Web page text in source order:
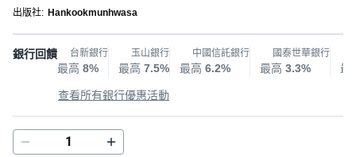
出版社: Hankookmunhwasa
銀行回饋 台新銀行
最高 8%
玉山銀行
最高 7.5%
中國信託銀行
最高 6.2%
國泰世華銀行
最高 3.3% 最
查看所有銀行優惠活動